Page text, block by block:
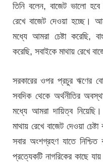
তিনি বলেন, বাজেট ভালো
রেখে বাজেট দেওয়া হচ্ছে।
মধ্যে আমরা চেষ্টা করেছি,
করেছি, সবাইকে মাথায় রেখে
সরকারের ওপর প্রচুর ঋণের
সবদিক থেকে অর্থনীতির
মধ্যে আমরা দায়িত্ব
মাথায় রেখে বাজেট দেওয়া
সবার অংশগ্রহণ যাতে
প্রত্যেকটি নাগরিকের কাছে